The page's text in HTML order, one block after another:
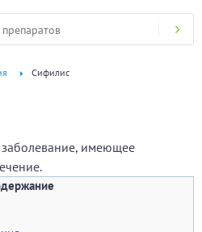
Сифилис
имеющее